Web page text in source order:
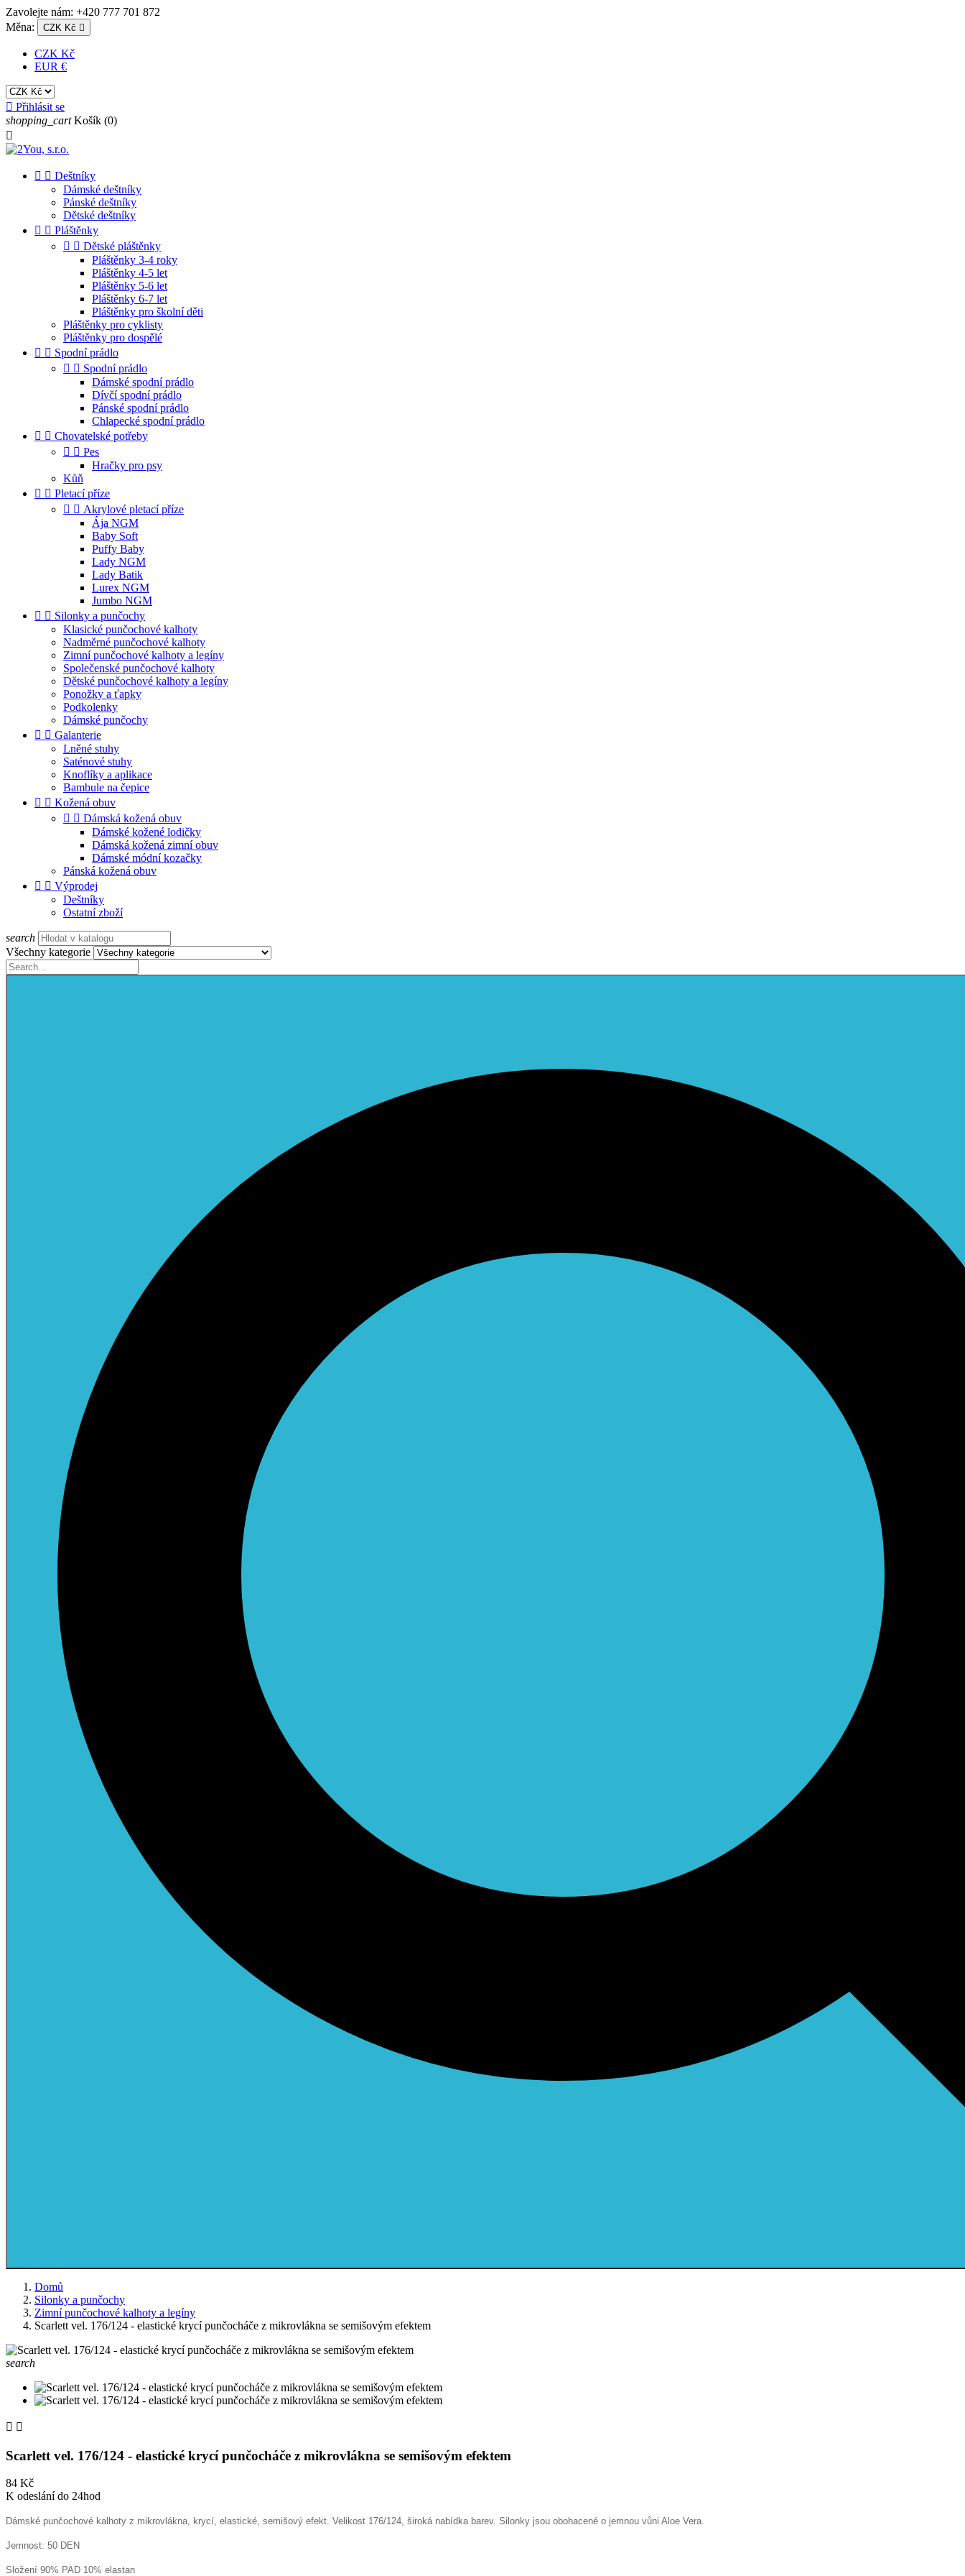
Zavolejte nám: +420 777 701 872
Měna:
CZK Kč 
CZK Kč
EUR €
 Přihlásit se
shopping_cart Košík (0)

  Deštníky
Dámské deštníky
Pánské deštníky
Dětské deštníky
  Pláštěnky
  Dětské pláštěnky
Pláštěnky 3-4 roky
Pláštěnky 4-5 let
Pláštěnky 5-6 let
Pláštěnky 6-7 let
Pláštěnky pro školní děti
Pláštěnky pro cyklisty
Pláštěnky pro dospělé
  Spodní prádlo
  Spodní prádlo
Dámské spodní prádlo
Dívčí spodní prádlo
Pánské spodní prádlo
Chlapecké spodní prádlo
  Chovatelské potřeby
  Pes
Hračky pro psy
Kůň
  Pletací příze
  Akrylové pletací příze
Ája NGM
Baby Soft
Puffy Baby
Lady NGM
Lady Batik
Lurex NGM
Jumbo NGM
  Silonky a punčochy
Klasické punčochové kalhoty
Nadměrné punčochové kalhoty
Zimní punčochové kalhoty a legíny
Společenské punčochové kalhoty
Dětské punčochové kalhoty a legíny
Ponožky a ťapky
Podkolenky
Dámské punčochy
  Galanterie
Lněné stuhy
Saténové stuhy
Knoflíky a aplikace
Bambule na čepice
  Kožená obuv
  Dámská kožená obuv
Dámské kožené lodičky
Dámská kožená zimní obuv
Dámské módní kozačky
Pánská kožená obuv
  Výprodej
Deštníky
Ostatní zboží
search
Všechny kategorie
Domů
Silonky a punčochy
Zimní punčochové kalhoty a legíny
Scarlett vel. 176/124 - elastické krycí punčocháče z mikrovlákna se semišovým efektem
search
 
Scarlett vel. 176/124 - elastické krycí punčocháče z mikrovlákna se semišovým efektem
84 Kč
K odeslání do 24hod
Dámské punčochové kalhoty z mikrovlákna, krycí, elastické, semišový efekt. Velikost 176/124, široká nabídka barev. Silonky jsou obohacené o jemnou vůni Aloe Vera.
Jemnost: 50 DEN
Složení 90% PAD 10% elastan